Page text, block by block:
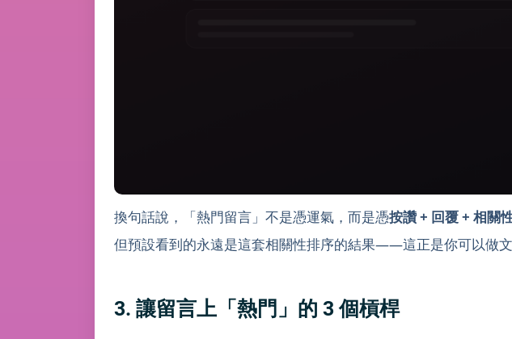
換句話說，「熱門留言」不是憑運氣，而是憑按讚 + 回覆 + 相關
但預設看到的永遠是這套相關性排序的結果——這正是你可以做文
3. 讓留言上「熱門」的 3 個槓桿